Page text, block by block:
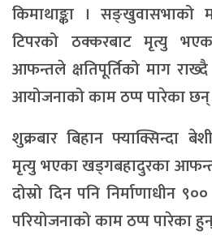
किमाथाङ्का । सङ्खुवासभाको
टिपरको ठक्करबाट मृत्यु
आफन्तले क्षतिपूर्तिको माग
आयोजनाको काम ठप्प पारेका छन्
शुक्रबार बिहान फ्याक्सिन्दा
मृत्यु भएका खड्गबहादुरका
दोस्रो दिन पनि निर्माणाधीन
परियोजनाको काम ठप्प पारेका